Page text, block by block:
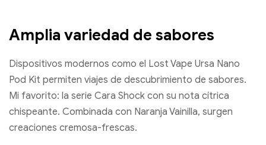
Amplia variedad de sabores
Dispositivos modernos como el Lost Vape Ursa Nano
Pod Kit permiten viajes de descubrimiento de sabores.
Mi favorito: la serie Cara Shock con su nota cítrica
chispeante. Combinada con Naranja Vainilla, surgen
creaciones cremosa-frescas.